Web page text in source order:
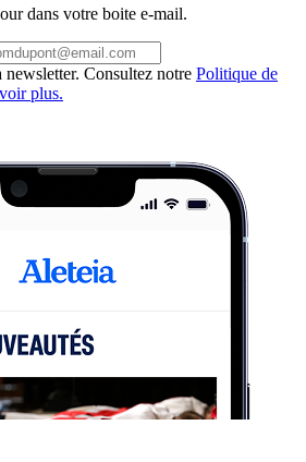
dans votre boite e-mail.
newsletter. Consultez notre Politique de
plus.